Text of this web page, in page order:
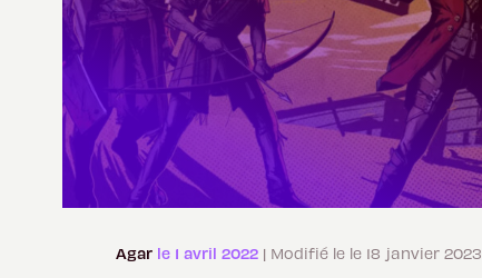
Agar le 1 avril 2022 | Modifié le le 18 janvier 2023